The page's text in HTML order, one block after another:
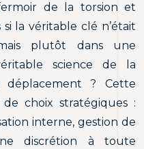
de la torsion et
si la véritable clé n’était
plutôt dans une
science de la
? Cette
choix stratégiques :
interne, gestion de
discrétion à toute